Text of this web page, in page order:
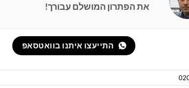
את הפתרון המושלם עבורך!
התייעצו איתנו בוואטסאפ